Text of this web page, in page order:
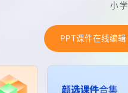
小
PPT课件在线编辑